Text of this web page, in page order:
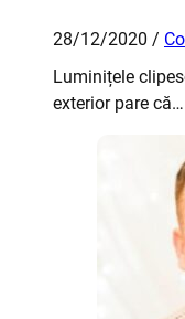
28/12/2020 /
Luminițele
exterior pare că…